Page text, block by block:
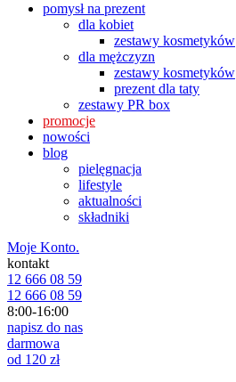
pomysł na prezent
dla kobiet
zestawy kosmetyków
dla mężczyzn
zestawy kosmetyków
prezent dla taty
zestawy PR box
promocje
nowości
blog
pielęgnacja
lifestyle
aktualności
składniki
Moje Konto.
kontakt
12 666 08 59
12 666 08 59
8:00-16:00
napisz do nas
darmowa
od 120 zł